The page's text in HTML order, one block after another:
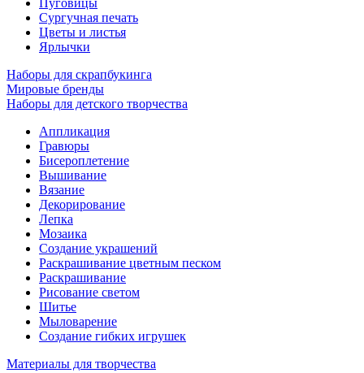
Пуговицы
Сургучная печать
Цветы и листья
Ярлычки
Наборы для скрапбукинга
Мировые бренды
Наборы для детского творчества
Аппликация
Гравюры
Бисероплетение
Вышивание
Вязание
Декорирование
Лепка
Мозаика
Создание украшений
Раскрашивание цветным песком
Раскрашивание
Рисование светом
Шитье
Мыловарение
Создание гибких игрушек
Материалы для творчества